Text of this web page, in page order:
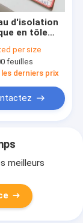
d'isolation
en tôle
/ tissu
verre
per size
feuilles
derniers prix
meilleurs